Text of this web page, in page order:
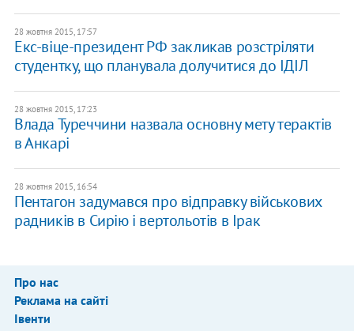
28 жовтня 2015, 17:57
Екс-віце-президент РФ закликав розстріляти
студентку, що планувала долучитися до ІДІЛ
28 жовтня 2015, 17:23
Влада Туреччини назвала основну мету терактів
в Анкарі
28 жовтня 2015, 16:54
Пентагон задумався про відправку військових
радників в Сирію і вертольотів в Ірак
Про нас
Реклама на сайті
Івенти